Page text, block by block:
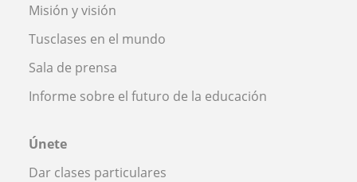
Misión y visión
Tusclases en el mundo
Sala de prensa
Informe sobre el futuro de la educación
Únete
Dar clases particulares